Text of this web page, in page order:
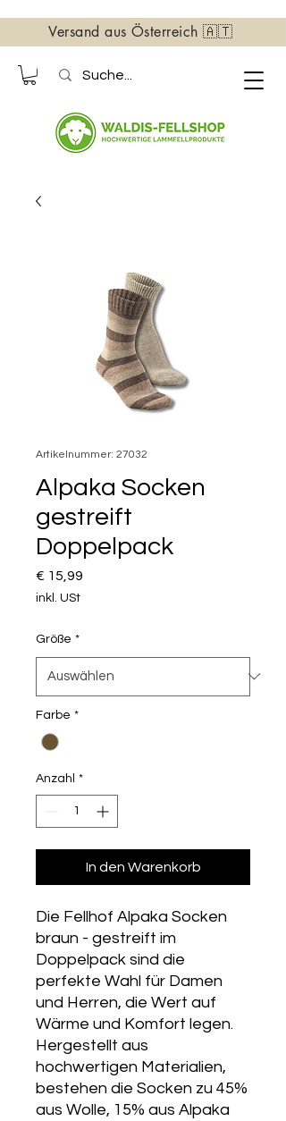
Versand aus Österreich 🇦🇹
Artikelnummer: 27032
Alpaka Socken
gestreift
Doppelpack
€ 15,99
inkl. USt
Größe *
Farbe *
Anzahl *
In den Warenkorb
Die Fellhof Alpaka Socken
braun - gestreift im
Doppelpack sind die
perfekte Wahl für Damen
und Herren, die Wert auf
Wärme und Komfort legen.
Hergestellt aus
hochwertigen Materialien,
bestehen die Socken zu 45%
aus Wolle, 15% aus Alpaka